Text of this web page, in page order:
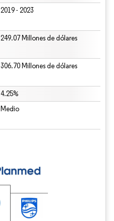
2019 - 2023
249.07 Millones de dólares
306.70 Millones de dólares
4.25%
Medio